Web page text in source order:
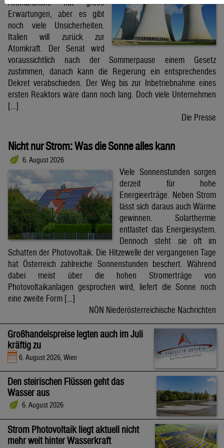
Atombranche hat große
Erwartungen, aber es gibt
noch viele Unsicherheiten.
Italien will zurück zur
Atomkraft. Der Senat wird
voraussichtlich nach der Sommerpause einem Gesetz
zustimmen, danach kann die Regierung ein entsprechendes
Dekret verabschieden. Der Weg bis zur Inbetriebnahme eines
ersten Reaktors wäre dann noch lang. Doch viele Unternehmen
[…]
Die Presse
Nicht nur Strom: Was die Sonne alles kann
6. August 2026
Viele Sonnenstunden sorgen
derzeit für hohe
Energieerträge. Neben Strom
lässt sich daraus auch Wärme
gewinnen. Solarthermie
entlastet das Energiesystem.
Dennoch steht sie oft im
Schatten der Photovoltaik. Die Hitzewelle der vergangenen Tage
hat Österreich zahlreiche Sonnenstunden beschert. Während
dabei meist über die hohen Stromerträge von
Photovoltaikanlagen gesprochen wird, liefert die Sonne noch
eine zweite Form […]
NÖN Niederösterreichische Nachrichten
Großhandelspreise legten auch im Juli
kräftig zu
6. August 2026, Wien
Den steirischen Flüssen geht das
Wasser aus
6. August 2026
Strom Photovoltaik liegt aktuell nicht
mehr weit hinter Wasserkraft